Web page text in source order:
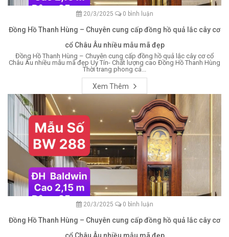
20/3/2025 0 bình luận
Đồng Hồ Thanh Hùng – Chuyên cung cấp đồng hồ quả lắc cây cơ
cổ Châu Âu nhiều mẫu mã đẹp
Đồng Hồ Thanh Hùng – Chuyên cung cấp đồng hồ quả lắc cây cơ cổ
Châu Âu nhiều mẫu mã đẹp Uy Tín- Chất lượng cao Đồng Hồ Thanh Hùng
Thời trang phong cá...
Xem Thêm
20/3/2025 0 bình luận
Đồng Hồ Thanh Hùng – Chuyên cung cấp đồng hồ quả lắc cây cơ
cổ Châu Âu nhiều mẫu mã đẹp